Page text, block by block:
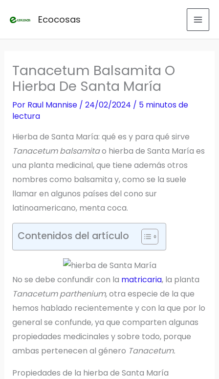
Ecocosas
Tanacetum Balsamita O
Hierba De Santa María
Por Raul Mannise / 24/02/2024 / 5 minutos de
lectura
Hierba de Santa María: qué es y para qué sirve
Tanacetum balsamitao hierba de Santa María es
una planta medicinal, que tiene además otros
nombres como balsamita y, como se la suele
llamar en algunos países del cono sur
latinoamericano, menta coca.
Contenidos del artículo
No se debe confundir con la matricaria, la planta
Tanacetum parthenium,otra especie de la que
hemos hablado recientemente y con la que por lo
general se confunde, ya que comparten algunas
propiedades medicinales y sobre todo, porque
ambas pertenecen al género Tanacetum.
Propiedades de la hierba de Santa María